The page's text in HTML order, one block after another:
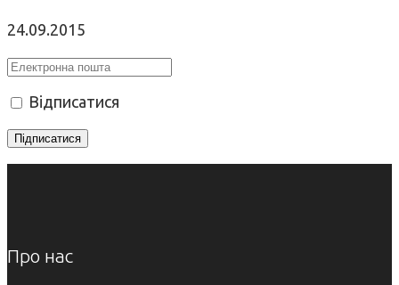
24.09.2015
Відписатися
Про нас